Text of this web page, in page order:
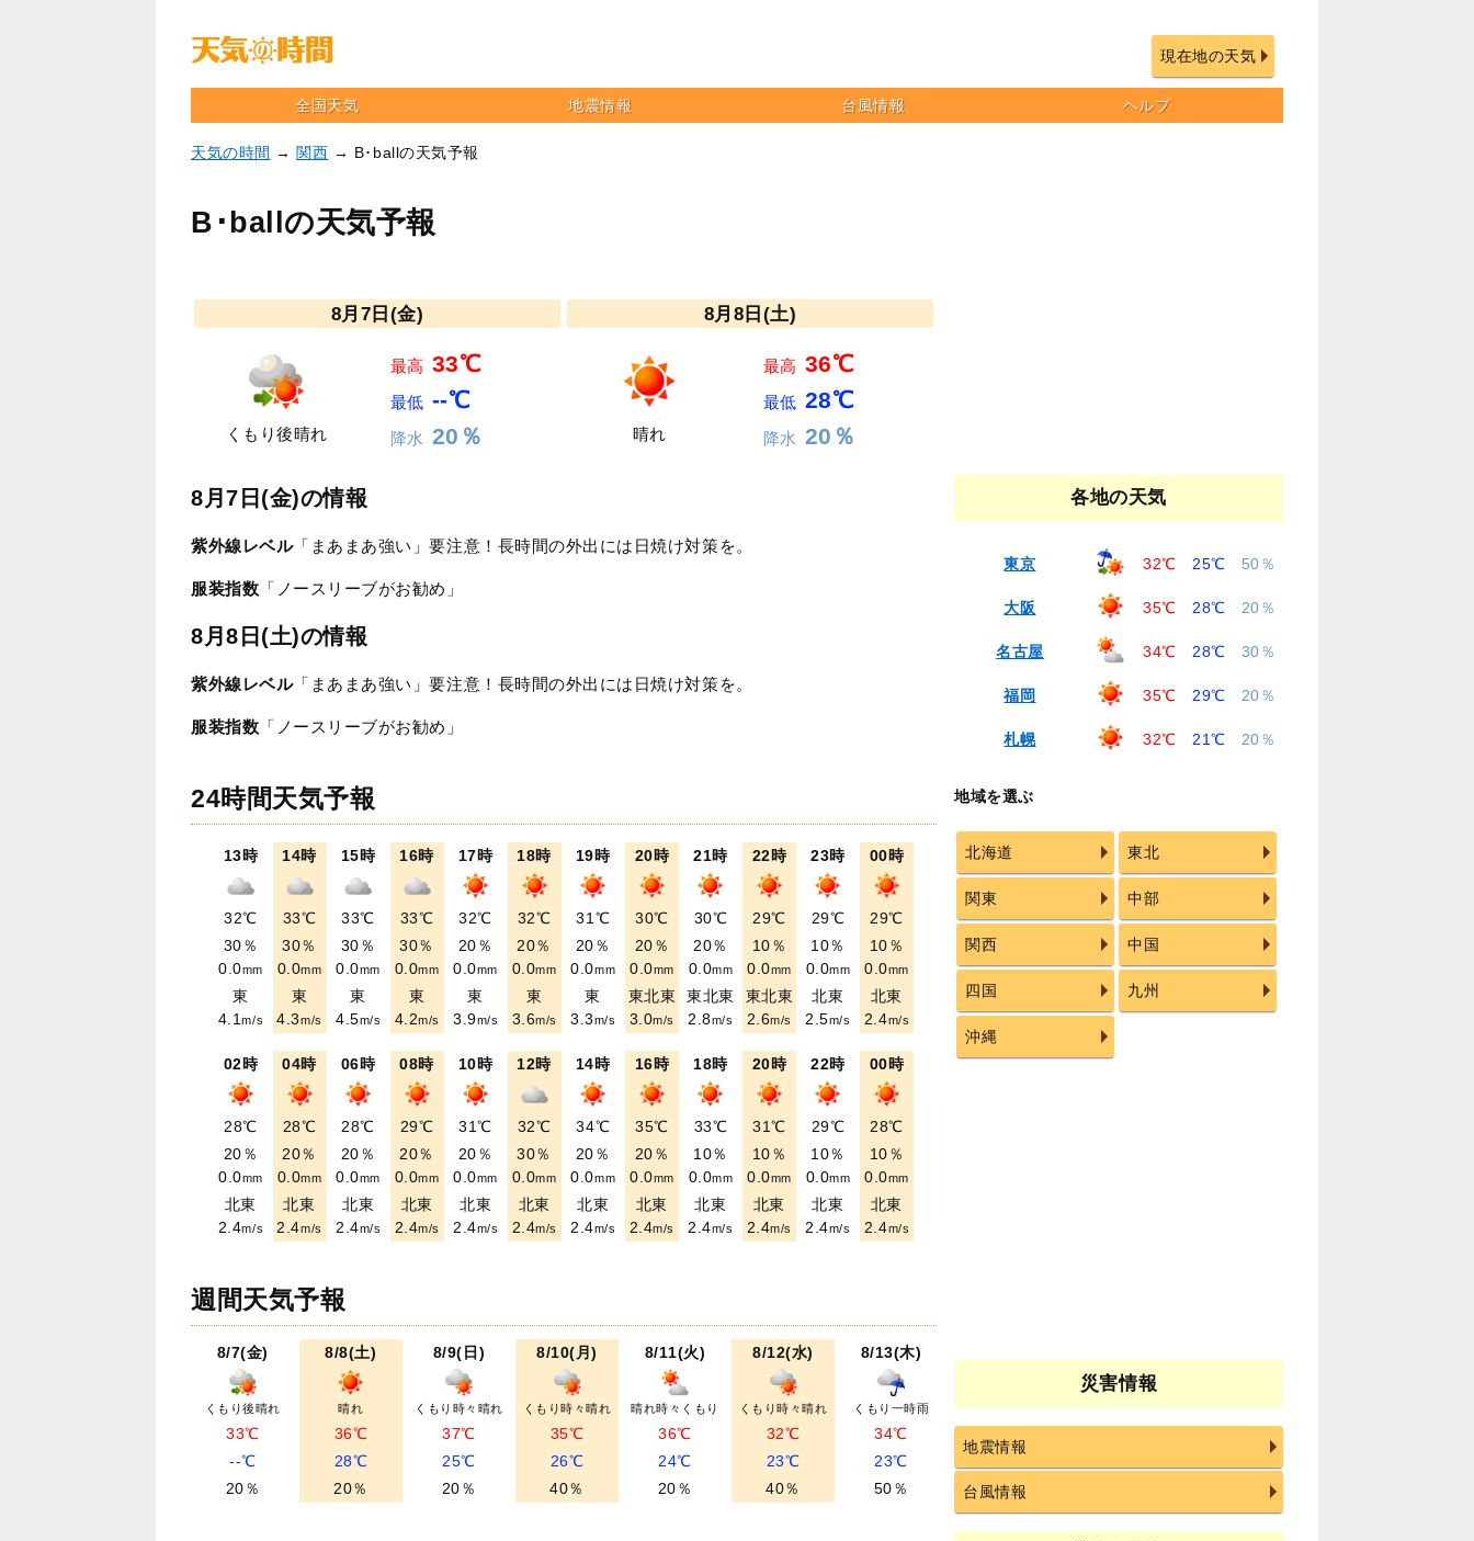
現在地の天気
全国天気 地震情報 台風情報 ヘルプ
天気の時間 → 関西 → B･ballの天気予報
B･ballの天気予報
8月7日(金)
くもり後晴れ
最高 33℃
最低 --℃
降水 20％
8月8日(土)
晴れ
最高 36℃
最低 28℃
降水 20％
8月7日(金)の情報
紫外線レベル「まあまあ強い」要注意！長時間の外出には日焼け対策を。
服装指数 「ノースリーブがお勧め」
8月8日(土)の情報
紫外線レベル「まあまあ強い」要注意！長時間の外出には日焼け対策を。
服装指数 「ノースリーブがお勧め」
24時間天気予報
13時
32℃
30％
0.0mm
東
4.1m/s
14時
33℃
30％
0.0mm
東
4.3m/s
15時
33℃
30％
0.0mm
東
4.5m/s
16時
33℃
30％
0.0mm
東
4.2m/s
17時
32℃
20％
0.0mm
東
3.9m/s
18時
32℃
20％
0.0mm
東
3.6m/s
19時
31℃
20％
0.0mm
東
3.3m/s
20時
30℃
20％
0.0mm
東北東
3.0m/s
21時
30℃
20％
0.0mm
東北東
2.8m/s
22時
29℃
10％
0.0mm
東北東
2.6m/s
23時
29℃
10％
0.0mm
北東
2.5m/s
00時
29℃
10％
0.0mm
北東
2.4m/s
02時
28℃
20％
0.0mm
北東
2.4m/s
04時
28℃
20％
0.0mm
北東
2.4m/s
06時
28℃
20％
0.0mm
北東
2.4m/s
08時
29℃
20％
0.0mm
北東
2.4m/s
10時
31℃
20％
0.0mm
北東
2.4m/s
12時
32℃
30％
0.0mm
北東
2.4m/s
14時
34℃
20％
0.0mm
北東
2.4m/s
16時
35℃
20％
0.0mm
北東
2.4m/s
18時
33℃
10％
0.0mm
北東
2.4m/s
20時
31℃
10％
0.0mm
北東
2.4m/s
22時
29℃
10％
0.0mm
北東
2.4m/s
00時
28℃
10％
0.0mm
北東
2.4m/s
週間天気予報
8/7(金)
くもり後晴れ
33℃
--℃
20％
8/8(土)
晴れ
36℃
28℃
20％
8/9(日)
くもり時々晴れ
37℃
25℃
20％
8/10(月)
くもり時々晴れ
35℃
26℃
40％
8/11(火)
晴れ時々くもり
36℃
24℃
20％
8/12(水)
くもり時々晴れ
32℃
23℃
40％
8/13(木)
くもり一時雨
34℃
23℃
50％
各地の天気
東京 32℃ 25℃ 50％
大阪 35℃ 28℃ 20％
名古屋 34℃ 28℃ 30％
福岡 35℃ 29℃ 20％
札幌 32℃ 21℃ 20％
地域を選ぶ
北海道 東北
関東 中部
関西 中国
四国 九州
沖縄
災害情報
地震情報
台風情報